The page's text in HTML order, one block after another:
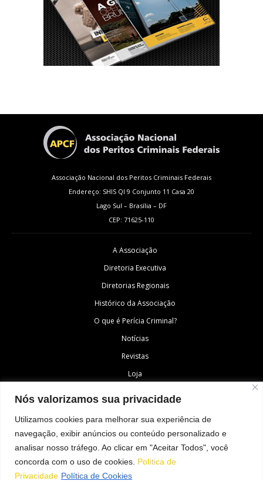
Nós valorizamos sua privacidade
Utilizamos cookies para melhorar sua experiência de
navegação, exibir anúncios ou conteúdo personalizado e
analisar nosso tráfego. Ao clicar em "Aceitar Todos", você
concorda com o uso de cookies. Política de
Privacidade Política de Cookies
Associação Nacional dos Peritos Criminais Federais
Endereço: SHIS QI 9 Conjunto 11 Casa 20
Lago Sul – Brasília – DF
CEP: 71625-110
A Associação
Diretoria Executiva
Diretorias Regionais
Histórico da Associação
O que é Perícia Criminal?
Notícias
Revistas
Loja
SIGA-NOS